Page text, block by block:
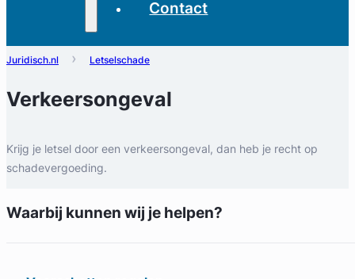
Contact
Juridisch.nl Letselschade
Verkeersongeval
Krijg je letsel door een verkeersongeval, dan heb je recht op
schadevergoeding.
Waarbij kunnen wij je helpen?